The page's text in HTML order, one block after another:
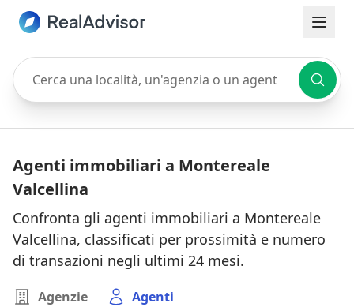
Cerca una località, un'agenzia o un agente
Agenti immobiliari a Montereale
Valcellina
Confronta gli agenti immobiliari a Montereale
Valcellina, classificati per prossimità e numero
di transazioni negli ultimi 24 mesi.
Agenzie Agenti